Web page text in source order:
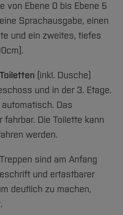
von Ebene 0 bis Ebene 5
Sprachausgabe, einen
und ein zweites, tiefes
Toiletten (inkl. Dusche)
und in der 3. Etage.
Das
Die Toilette kann
werden.
sind am Anfang
und ertastbarer
deutlich zu machen,